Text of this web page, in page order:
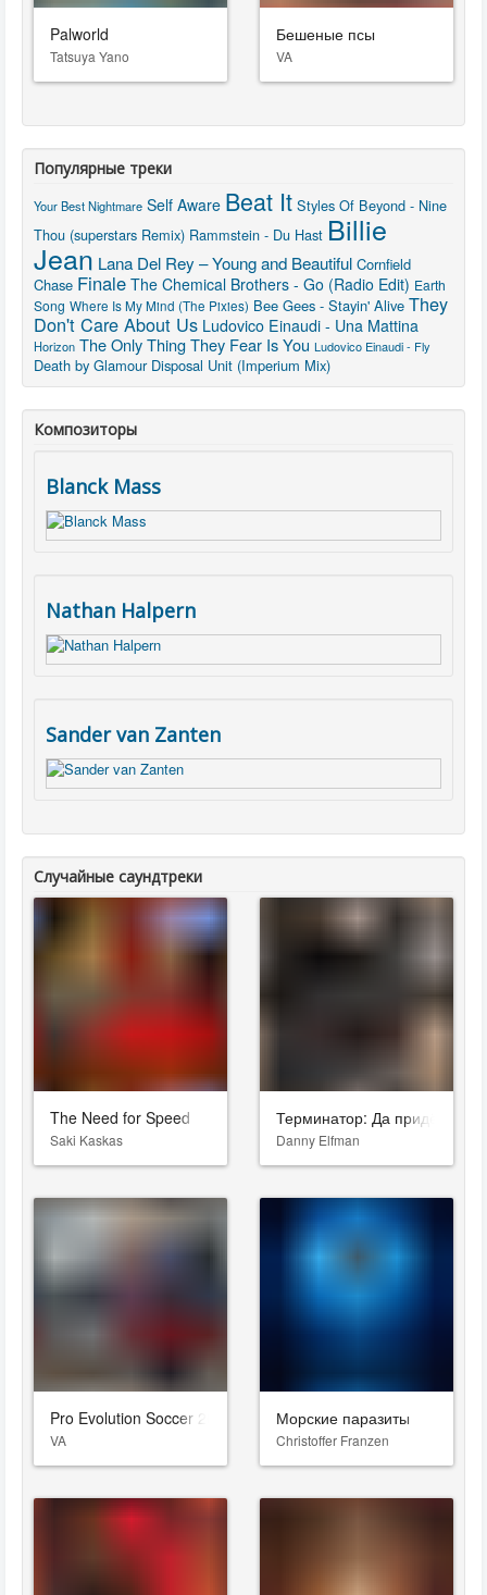
Palworld
Tatsuya Yano
Бешеные псы
VA
Популярные треки
Your Best Nightmare Self Aware Beat It Styles Of Beyond - Nine
Thou (superstars Remix) Rammstein - Du Hast Billie
Jean Lana Del Rey – Young and Beautiful Cornfield
Chase Finale The Chemical Brothers - Go (Radio Edit) Earth
Song Where Is My Mind (The Pixies) Bee Gees - Stayin' Alive They
Don't Care About Us Ludovico Einaudi - Una Mattina
Horizon The Only Thing They Fear Is You Ludovico Einaudi - Fly
Death by Glamour Disposal Unit (Imperium Mix)
Композиторы
Blanck Mass
Nathan Halpern
Sander van Zanten
Случайные саундтреки
The Need for Speed
Saki Kaskas
Терминатор: Да придёт
Danny Elfman
Pro Evolution Soccer 2019
VA
Морские паразиты
Christoffer Franzen